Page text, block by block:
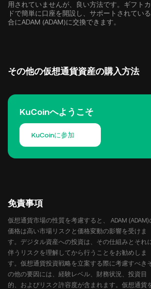
用されていませんが、良い方法です。ギフト
ドで簡単に口座を開設し、サポートされてい
合にADAM (ADAM)に交換できます。
その他の仮想通貨資産の購入方法
KuCoinへようこそ
KuCoinに参加
免責事項
仮想通貨市場の性質を考慮すると、 ADAM (ADAM)
価格は高い市場リスクと価格変動の影響を受けま
す。デジタル資産への投資は、その仕組みとそれ
伴うリスクを理解してから行うことをお勧めしま
す。仮想通貨投資戦略を立案する際に考慮すべき
の他の要因には、経験レベル、財務状況、投資目
的、およびリスク許容度が含まれます。仮想通貨